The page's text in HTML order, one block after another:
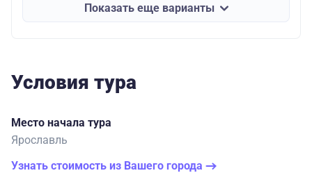
Показать еще варианты
Условия тура
Место начала тура
Ярославль
Узнать стоимость из Вашего города